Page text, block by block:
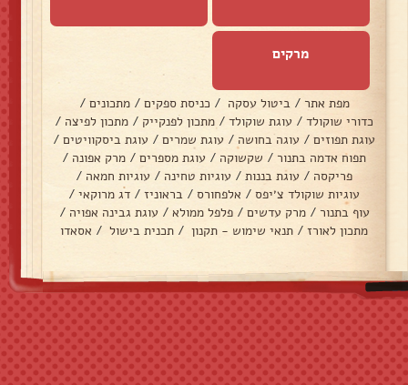
מרקים
מפת אתר / ביטול עסקה / כניסת ספקים / מתכונים /
כדורי שוקולד / עוגת שוקולד / מתכון לפנקייק / מתכון לפיצה /
עוגת תפוזים / עוגה בחושה / עוגת שמרים / עוגת ביסקוויטים /
תפוח אדמה בתנור / שקשוקה / עוגת מספרים / מרק אפונה /
פריקסה / עוגת בננות / עוגיות טחינה / עוגיות חמאה /
עוגיות שוקולד צ׳יפס / אלפחורס / בראוניז / דג מרוקאי /
עוף בתנור / מרק עדשים / פלפל ממולא / עוגת גבינה אפויה /
מתכון לאורז / תנאי שימוש - תקנון / תכנית בישול / אסאדו